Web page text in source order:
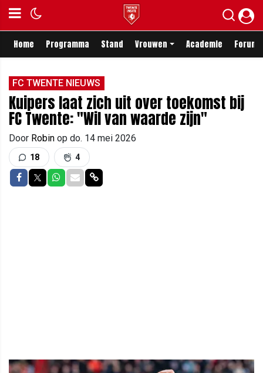
Home Programma Stand Vrouwen Academie Forum
FC TWENTE NIEUWS
Kuipers laat zich uit over toekomst bij
FC Twente: "Wil van waarde zijn"
Door Robin op do. 14 mei 2026
18 4
Delen op Facebook
Delen op Twitter
Delen op Whatsapp
Delen via Mail
Delen via link